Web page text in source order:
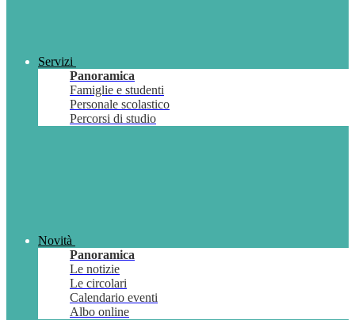
Servizi
Panoramica
Famiglie e studenti
Personale scolastico
Percorsi di studio
Novità
Panoramica
Le notizie
Le circolari
Calendario eventi
Albo online